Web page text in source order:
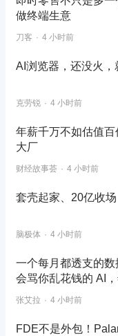
做终端生意
刀客 4 小时前
AI浏览器，还没火，
克劳锐 4 小时前
年薪千万不如估值百
大厂
财经故事荟 4 小时前
套壳起家、20亿收
脑极体 4 小时前
一个每月都透支的
会骂你乱花钱的 AI
张艾拉 4 小时前
FDE不是外包！